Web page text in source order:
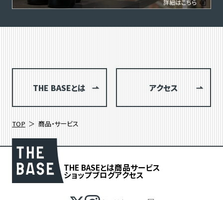
THE BASEとは アクセス
TOP 商品・サービス
THE BASEとは商品サービス
ショップブログアクセス